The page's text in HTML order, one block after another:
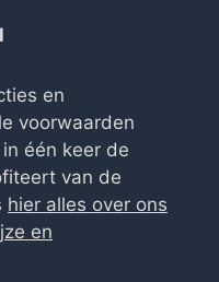
en
voorwaarden
één keer de
van de
hier alles over ons
en